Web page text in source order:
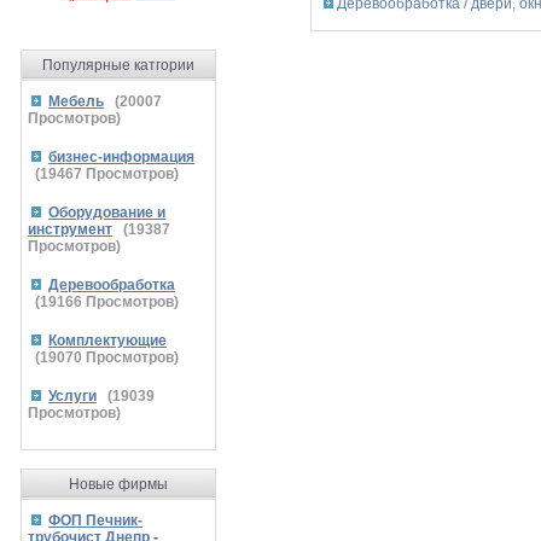
Популярные катгории
Мебель (20007
Просмотров)
бизнес-информация
(19467 Просмотров)
Оборудование и
инструмент
(19387
Просмотров)
Деревообработка
(19166 Просмотров)
Комплектующие
(19070 Просмотров)
Услуги (19039
Просмотров)
Новые фирмы
ФОП Печник-
трубочист Днепр -